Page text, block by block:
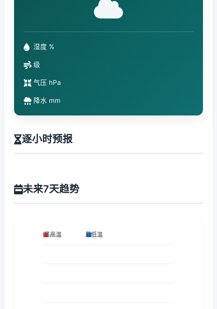
湿度 %
级
气压 hPa
降水 mm
逐小时预报
未来7天趋势